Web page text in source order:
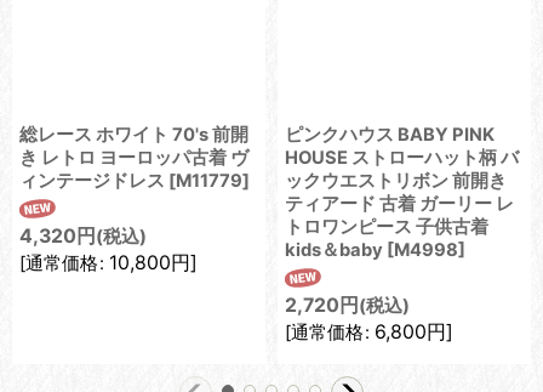
総レース ホワイト 70's 前開
き レトロ ヨーロッパ古着 ヴ
ィンテージドレス [M11779]
4,320 円 (税込)
[通常価格: 10,800円]
ピンクハウス BABY PINK
HOUSE ストローハット柄 バ
ックウエストリボン 前開き
ティアード 古着 ガーリー レ
トロワンピース 子供古着
kids＆baby [M4998]
2,720 円 (税込)
[通常価格: 6,800円]